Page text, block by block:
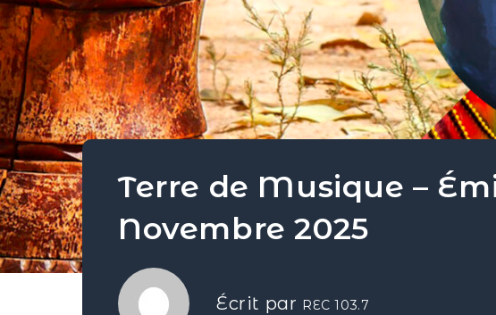
Terre de Musique –
Novembre 2025
Écrit par REC 103.7